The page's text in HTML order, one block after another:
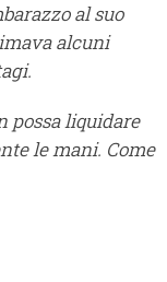
al suo
alcuni
possa liquidare
le mani. Come